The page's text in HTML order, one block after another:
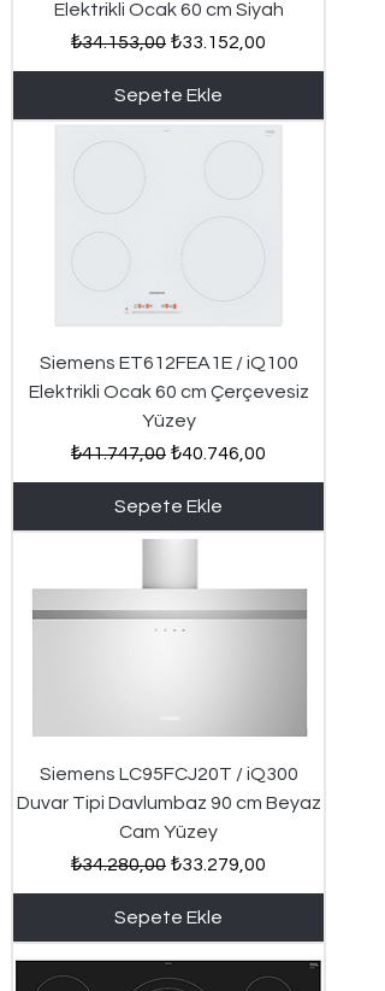
Elektrikli Ocak 60 cm Siyah
Normal Fiyat
₺34.153,00 İndirimli Fiyat
₺33.152,00
Sepete Ekle
Siemens ET612FEA1E / iQ100
Elektrikli Ocak 60 cm Çerçevesiz
Yüzey
Normal Fiyat
₺41.747,00 İndirimli Fiyat
₺40.746,00
Sepete Ekle
Siemens LC95FCJ20T / iQ300
Duvar Tipi Davlumbaz 90 cm Beyaz
Cam Yüzey
Normal Fiyat
₺34.280,00 İndirimli Fiyat
₺33.279,00
Sepete Ekle